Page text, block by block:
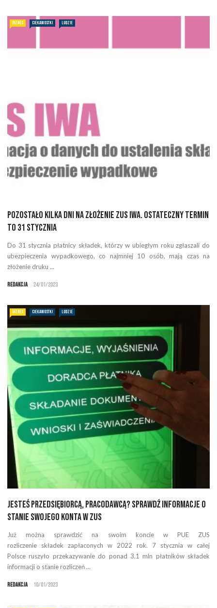
BIZNES CIEKAWOSTKI LUDZIE
Pozostało kilka dni na złożenie ZUS IWA. Ostateczny termin
to 31 stycznia
Do 31 stycznia płatnicy składek, którzy w ubiegłym roku zgłaszali do
ubezpieczenia wypadkowego, co najmniej 10 osób, mają czas na
złożenie druku ...
Redakcja 24/01/2023
BIZNES CIEKAWOSTKI LUDZIE
Jesteś przedsiębiorcą, pracodawcą? Sprawdź informacje o
stanie swojego konta w ZUS
Już można sprawdzić na swoim koncie w PUE ZUS
rozliczenie składek zapłaconych w 2022 rok. 7 stycznia w całej
Polsce ruszyło przekazywanie do ponad 3,1 mln płatników składek
informacji o stanie rozliczeń ...
Redakcja 10/01/2023